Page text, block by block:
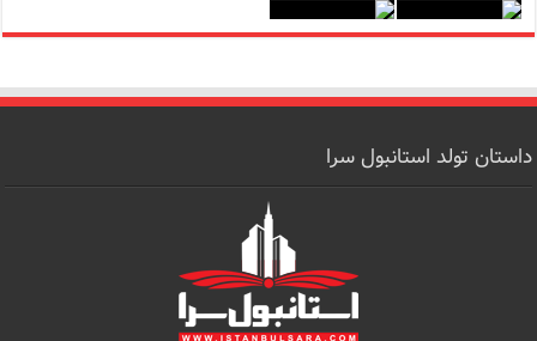
داستان تولد استانبول سرا